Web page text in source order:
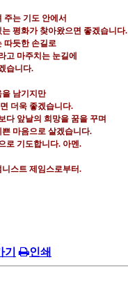
주는 기도 안에서
평화가 찾아왔으면 좋겠습니다.
따듯한 손길로
고 마주치는 눈길에
습니다.
을 남기지만
더욱 좋겠습니다.
다 앞날의 희망을 꿈을 꾸며
마음으로 살겠습니다.
로 기도합니다. 아멘.
니스트 제임스로부터.
인쇄